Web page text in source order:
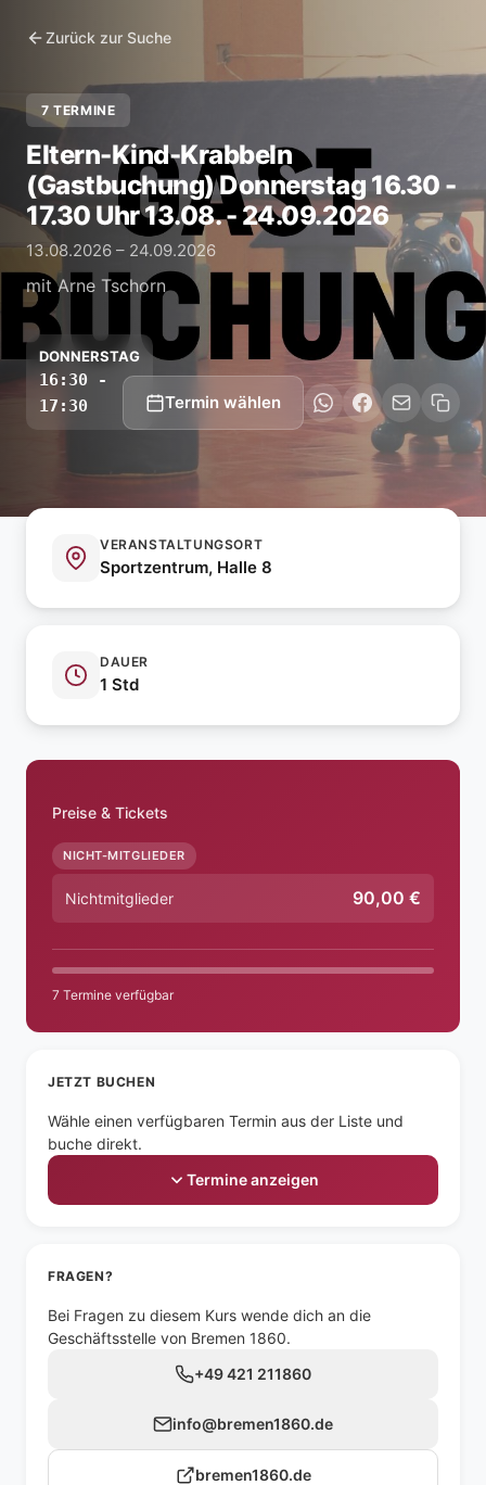
Zurück zur Suche
7 TERMINE
Eltern-Kind-Krabbeln
(Gastbuchung) Donnerstag 16.30 -
17.30 Uhr 13.08. - 24.09.2026
13.08.2026 – 24.09.2026
mit Arne Tschorn
DONNERSTAG
16:30 -
17:30
Termin wählen
VERANSTALTUNGSORT
Sportzentrum, Halle 8
DAUER
1 Std
Preise & Tickets
NICHT-MITGLIEDER
Nichtmitglieder 90,00 €
7 Termine verfügbar
JETZT BUCHEN
Wähle einen verfügbaren Termin aus der Liste und
buche direkt.
Termine anzeigen
FRAGEN?
Bei Fragen zu diesem Kurs wende dich an die
Geschäftsstelle von Bremen 1860.
+49 421 211860
info@bremen1860.de
bremen1860.de